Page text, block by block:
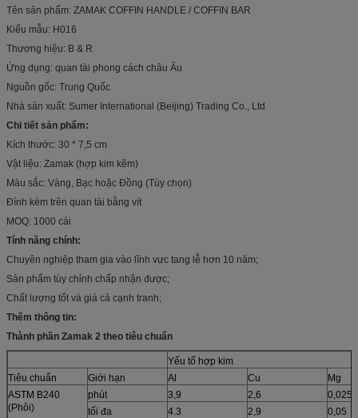
Tên sản phẩm: ZAMAK COFFIN HANDLE / COFFIN BAR
Kiểu mẫu: H016
Thương hiệu: B & R
Ứng dụng: quan tài phong cách châu Âu
Nguồn gốc: Trung Quốc
Nhà sản xuất: Sumer International (Beijing) Trading Co., Ltd
Chi tiết sản phẩm:
Kích thước: 30 * 7,5 cm
Vật liệu: Zamak (hợp kim kẽm)
Màu sắc: Vàng, Bạc hoặc Đồng (Tùy chọn)
Đính kèm trên quan tài bằng vít
MOQ: 1000 cái
Tính năng chính:
Chuyên nghiệp tham gia vào lĩnh vực tang lễ hơn 10 năm;
Sản phẩm tùy chỉnh chấp nhận được;
Chất lượng tốt và giá cả cạnh tranh;
Thêm thông tin:
Thành phần Zamak 2 theo tiêu chuẩn
Yếu tố hợp kim
Tiêu chuẩn
Giới hạn Al Cu
Mg
ASTM B240
(Phôi)
phút 3,9 2,6
0,025
tối đa
4.3 2,9
0,05